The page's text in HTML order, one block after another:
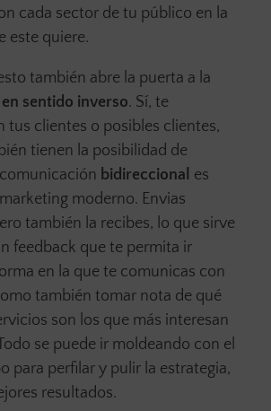
cada sector de tu público en la
este quiere.
también abre la puerta a la
sentido inverso. Sí, te
tus clientes o posibles clientes,
tienen la posibilidad de
bidireccional es
moderno. Envias
también la recibes, lo que sirve
feedback que te permita ir
en la que te comunicas con
también tomar nota de qué
son los que más interesan
se puede ir moldeando con el
para perfilar y pulir la estrategia,
resultados.